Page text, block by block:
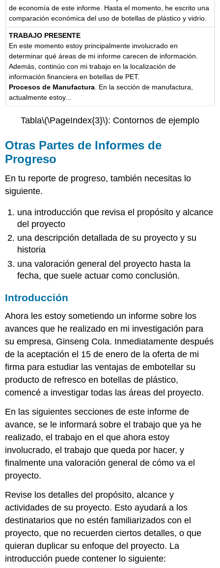
de economía de este informe. Hasta el momento, he escrito una
comparación económica del uso de botellas de plástico y vidrio.
TRABAJO PRESENTE
En este momento estoy principalmente involucrado en
determinar qué áreas de mi informe carecen de información.
Además, continúo con mi trabajo en la localización de
información financiera en botellas de PET.
Procesos de Manufactura . En la sección de manufactura,
actualmente estoy...
Tabla\(\PageIndex{3}\): Contornos de ejemplo
Otras Partes de Informes de
Progreso
En tu reporte de progreso, también necesitas lo
siguiente.
una introducción que revisa el propósito y alcance
del proyecto
una descripción detallada de su proyecto y su
historia
una valoración general del proyecto hasta la
fecha, que suele actuar como conclusión.
Introducción
Ahora les estoy sometiendo un informe sobre los
avances que he realizado en mi investigación para
su empresa, Ginseng Cola. Inmediatamente después
de la aceptación el 15 de enero de la oferta de mi
firma para estudiar las ventajas de embotellar su
producto de refresco en botellas de plástico,
comencé a investigar todas las áreas del proyecto.
En las siguientes secciones de este informe de
avance, se le informará sobre el trabajo que ya he
realizado, el trabajo en el que ahora estoy
involucrado, el trabajo que queda por hacer, y
finalmente una valoración general de cómo va el
proyecto.
Revise los detalles del propósito, alcance y
actividades de su proyecto. Esto ayudará a los
destinatarios que no estén familiarizados con el
proyecto, que no recuerden ciertos detalles, o que
quieran duplicar su enfoque del proyecto. La
introducción puede contener lo siguiente: